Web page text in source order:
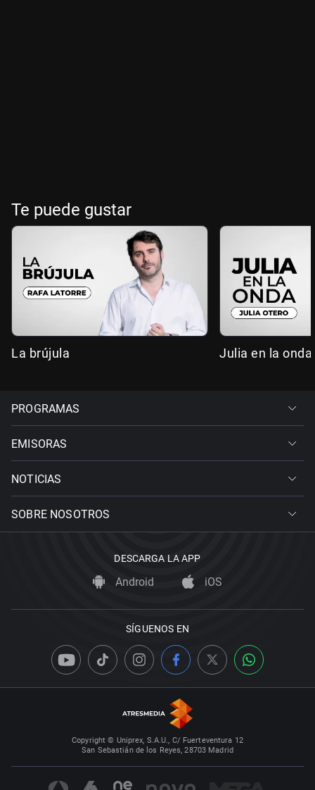
Te puede gustar
La brújula Julia en la onda
PROGRAMAS
EMISORAS
NOTICIAS
SOBRE NOSOTROS
DESCARGA LA APP
Android iOS
SÍGUENOS EN
Copyright © Uniprex, S.A.U., C/ Fuerteventura 12
San Sebastián de los Reyes, 28703 Madrid